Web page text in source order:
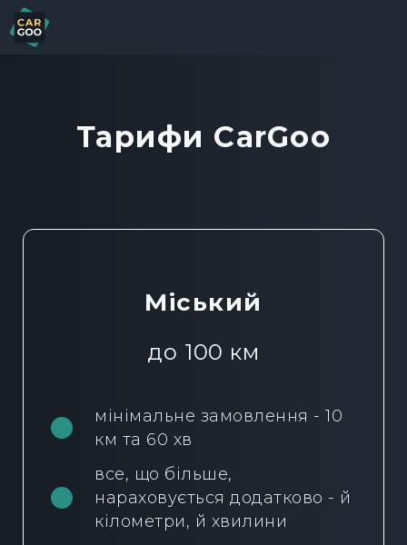
Тарифи CarGoo
Міський
до 100 км
мінімальне замовлення - 10
км та 60 хв
все, що більше,
нараховується додатково - й
кілометри, й хвилини